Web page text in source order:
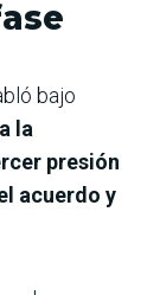
bajo
la
presión
acuerdo y